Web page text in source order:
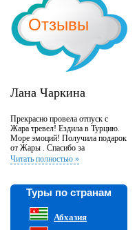
Отзывы
Лана Чаркина
Прекрасно провела отпуск с
Жара тревел! Ездила в Турцию.
Море эмоций! Получила подарок
от Жары . Спасибо за
великолепную организацию и
внимательность к клиентам!
Читать полностью »
Туры по странам
Абхазия